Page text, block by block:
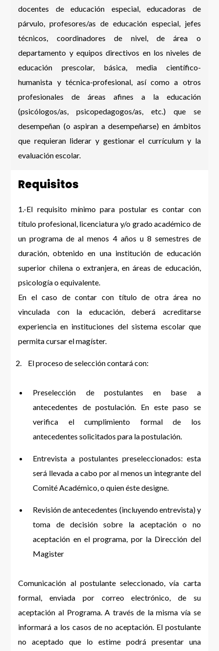
docentes de educación especial, educadoras de
párvulo, profesores/as de educación especial, jefes
técnicos, coordinadores de nivel, de área o
departamento y equipos directivos en los niveles de
educación prescolar, básica, media científico-
humanista y técnica-profesional, así como a otros
profesionales de áreas afines a la educación
(psicólogos/as, psicopedagogos/as, etc.) que se
desempeñan (o aspiran a desempeñarse) en ámbitos
que requieran liderar y gestionar el currículum y la
evaluación escolar.
Requisitos
1.-El requisito mínimo para postular es contar con
título profesional, licenciatura y/o grado académico de
un programa de al menos 4 años u 8 semestres de
duración, obtenido en una institución de educación
superior chilena o extranjera, en áreas de educación,
psicología o equivalente.
En el caso de contar con título de otra área no
vinculada con la educación, deberá acreditarse
experiencia en instituciones del sistema escolar que
permita cursar el magíster.
El proceso de selección contará con:
Preselección de postulantes en base a
antecedentes de postulación. En este paso se
verifica el cumplimiento formal de los
antecedentes solicitados para la postulación.
Entrevista a postulantes preseleccionados: esta
será llevada a cabo por al menos un integrante del
Comité Académico, o quien éste designe.
Revisión de antecedentes (incluyendo entrevista) y
toma de decisión sobre la aceptación o no
aceptación en el programa, por la Dirección del
Magister
Comunicación al postulante seleccionado, vía carta
formal, enviada por correo electrónico, de su
aceptación al Programa. A través de la misma vía se
informará a los casos de no aceptación. El postulante
no aceptado que lo estime podrá presentar una